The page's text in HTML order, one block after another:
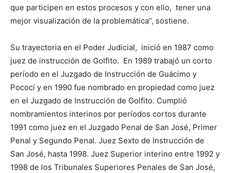
que participen en estos procesos y con ello, tener una
mejor visualización de la problemática”, sostiene.
Su trayectoria en el Poder Judicial, inició en 1987 como
juez de instrucción de Golfito. En 1989 trabajó un corto
período en el Juzgado de Instrucción de Guácimo y
Pococí y en 1990 fue nombrado en propiedad como juez
en el Juzgado de Instrucción de Golfito. Cumplió
nombramientos interinos por períodos cortos durante
1991 como juez en el Juzgado Penal de San José, Primer
Penal y Segundo Penal. Juez Sexto de Instrucción de
San José, hasta 1998. Juez Superior interino entre 1992 y
1998 de los Tribunales Superiores Penales de San José,